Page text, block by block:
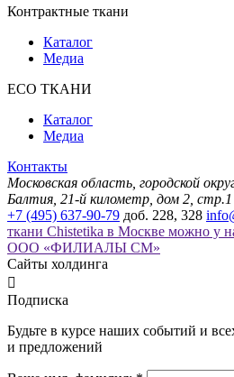
Контрактные ткани
Каталог
Медиа
ECO ТКАНИ
Каталог
Медиа
Контакты
Московская область, городской
Балтия, 21-й километр, дом 2, стр.1
+7 (495) 637-90-79 доб. 228, 328
ткани Chistetika в Москве можно у
ООО «ФИЛИАЛЫ СМ»
Сайты холдинга

Подписка
Будьте в курсе наших событий и
и предложений